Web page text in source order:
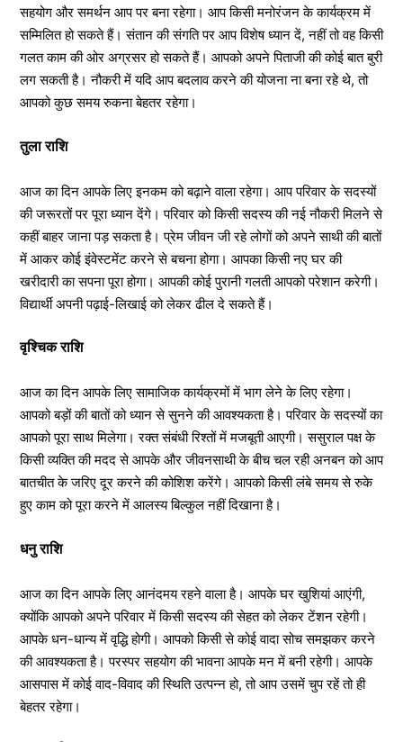
सहयोग और समर्थन आप पर बना रहेगा। आप किसी मनोरंजन के कार्यक्रम में
सम्मिलित हो सकते हैं। संतान की संगति पर आप विशेष ध्यान दें, नहीं तो वह किसी
गलत काम की ओर अग्रसर हो सकते हैं। आपको अपने पिताजी की कोई बात बुरी
लग सकती है। नौकरी में यदि आप बदलाव करने की योजना ना बना रहे थे, तो
आपको कुछ समय रुकना बेहतर रहेगा।
तुला राशि
आज का दिन आपके लिए इनकम को बढ़ाने वाला रहेगा। आप परिवार के सदस्यों
की जरूरतों पर पूरा ध्यान देंगे। परिवार को किसी सदस्य की नई नौकरी मिलने से
कहीं बाहर जाना पड़ सकता है। प्रेम जीवन जी रहे लोगों को अपने साथी की बातों
में आकर कोई इंवेस्टमेंट करने से बचना होगा। आपका किसी नए घर की
खरीदारी का सपना पूरा होगा। आपकी कोई पुरानी गलती आपको परेशान करेगी।
विद्यार्थी अपनी पढ़ाई-लिखाई को लेकर ढील दे सकते हैं।
वृश्चिक राशि
आज का दिन आपके लिए सामाजिक कार्यक्रमों में भाग लेने के लिए रहेगा।
आपको बड़ों की बातों को ध्यान से सुनने की आवश्यकता है। परिवार के सदस्यों का
आपको पूरा साथ मिलेगा। रक्त संबंधी रिश्तों में मजबूती आएगी। ससुराल पक्ष के
किसी व्यक्ति की मदद से आपके और जीवनसाथी के बीच चल रही अनबन को आप
बातचीत के जरिए दूर करने की कोशिश करेंगे। आपको किसी लंबे समय से रुके
हुए काम को पूरा करने में आलस्य बिल्कुल नहीं दिखाना है।
धनु राशि
आज का दिन आपके लिए आनंदमय रहने वाला है। आपके घर खुशियां आएंगी,
क्योंकि आपको अपने परिवार में किसी सदस्य की सेहत को लेकर टेंशन रहेगी।
आपके धन-धान्य में वृद्धि होगी। आपको किसी से कोई वादा सोच समझकर करने
की आवश्यकता है। परस्पर सहयोग की भावना आपके मन में बनी रहेगी। आपके
आसपास में कोई वाद-विवाद की स्थिति उत्पन्न हो, तो आप उसमें चुप रहें तो ही
बेहतर रहेगा।